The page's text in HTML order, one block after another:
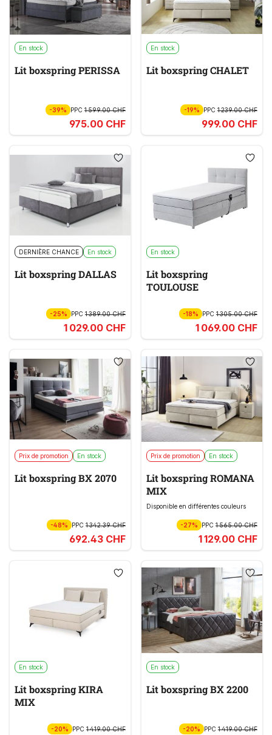
En stock
Lit boxspring PERISSA
-39% PPC 1 599.00 CHF
975.00 CHF
En stock
Lit boxspring CHALET
-19% PPC1 239.00 CHF
999.00 CHF
DERNIÈRE CHANCE En stock
Lit boxspring DALLAS
-25% PPC 1 389.00 CHF
1 029.00 CHF
En stock
Lit boxspring
TOULOUSE
-18% PPC1 305.00 CHF
1 069.00 CHF
Prix de promotion En stock
Lit boxspring BX 2070
-48% PPC 1 342.39 CHF
692.43 CHF
Prix de promotion En stock
Lit boxspring ROMANA
MIX
Disponible en différentes couleurs
-27% PPC1 565.00 CHF
1 129.00 CHF
En stock
Lit boxspring KIRA
MIX
-20% PPC 1 419.00 CHF
En stock
Lit boxspring BX 2200
-20% PPC1 419.00 CHF